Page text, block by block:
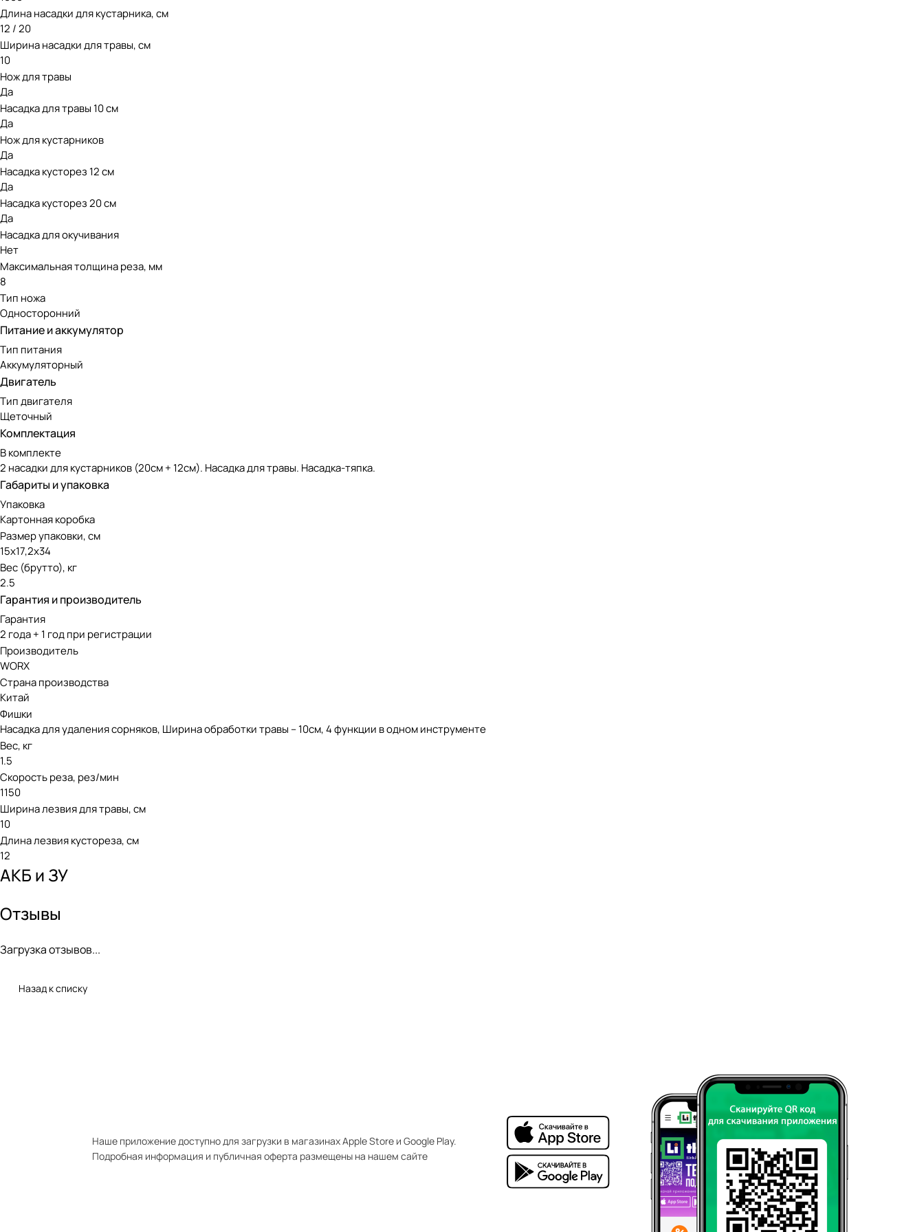
Длина насадки для кустарника, см
12 / 20
Ширина насадки для травы, см
10
Нож для травы
Да
Насадка для травы 10 см
Да
Нож для кустарников
Да
Насадка кусторез 12 см
Да
Насадка кусторез 20 см
Да
Насадка для окучивания
Нет
Максимальная толщина реза, мм
8
Тип ножа
Односторонний
Питание и аккумулятор
Тип питания
Аккумуляторный
Двигатель
Тип двигателя
Щеточный
Комплектация
В комплекте
2 насадки для кустарников (20см + 12см). Насадка для травы. Насадка-тяпка.
Габариты и упаковка
Упаковка
Картонная коробка
Размер упаковки, см
15х17,2х34
Вес (брутто), кг
2.5
Гарантия и производитель
Гарантия
2 года + 1 год при регистрации
Производитель
WORX
Страна производства
Китай
Фишки
Насадка для удаления сорняков, Ширина обработки травы – 10см, 4 функции в одном инструменте
Вес, кг
1.5
Скорость реза, рез/мин
1150
Ширина лезвия для травы, см
10
Длина лезвия кустореза, см
12
АКБ и ЗУ
Отзывы
Загрузка отзывов...
Назад к списку
Наше приложение доступно для загрузки в магазинах Apple Store и Google Play.
Подробная информация и публичная оферта размещены на нашем сайте